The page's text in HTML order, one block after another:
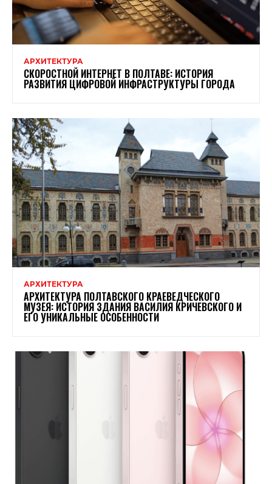
АРХИТЕКТУРА
СКОРОСТНОЙ ИНТЕРНЕТ В ПОЛТАВЕ: ИСТОРИЯ
РАЗВИТИЯ ЦИФРОВОЙ ИНФРАСТРУКТУРЫ ГОРОДА
АРХИТЕКТУРА
АРХИТЕКТУРА ПОЛТАВСКОГО КРАЕВЕДЧЕСКОГО
МУЗЕЯ: ИСТОРИЯ ЗДАНИЯ ВАСИЛИЯ КРИЧЕВСКОГО И
ЕГО УНИКАЛЬНЫЕ ОСОБЕННОСТИ